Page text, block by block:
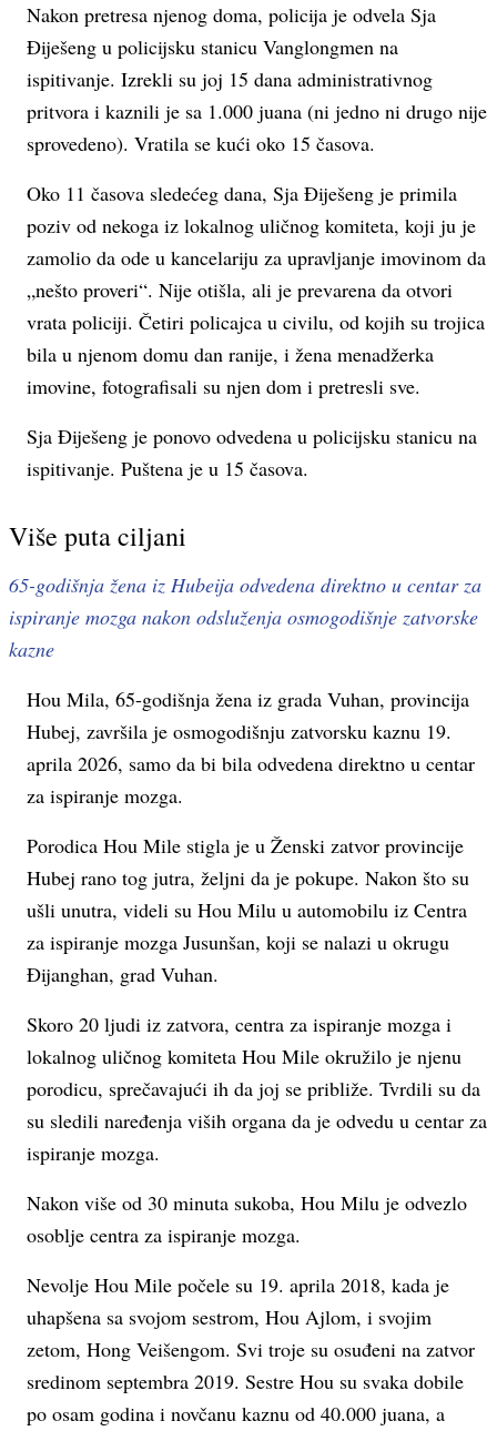
Nakon pretresa njenog doma, policija je odvela Sja
Điješeng u policijsku stanicu Vanglongmen na
ispitivanje. Izrekli su joj 15 dana administrativnog
pritvora i kaznili je sa 1.000 juana (ni jedno ni drugo nije
sprovedeno). Vratila se kući oko 15 časova.
Oko 11 časova sledećeg dana, Sja Điješeng je primila
poziv od nekoga iz lokalnog uličnog komiteta, koji ju je
zamolio da ode u kancelariju za upravljanje imovinom da
„nešto proveri“. Nije otišla, ali je prevarena da otvori
vrata policiji. Četiri policajca u civilu, od kojih su trojica
bila u njenom domu dan ranije, i žena menadžerka
imovine, fotografisali su njen dom i pretresli sve.
Sja Điješeng je ponovo odvedena u policijsku stanicu na
ispitivanje. Puštena je u 15 časova.
Više puta ciljani
65-godišnja žena iz Hubeija odvedena direktno u centar za
ispiranje mozga nakon odsluženja osmogodišnje zatvorske
kazne
Hou Mila, 65-godišnja žena iz grada Vuhan, provincija
Hubej, završila je osmogodišnju zatvorsku kaznu 19.
aprila 2026, samo da bi bila odvedena direktno u centar
za ispiranje mozga.
Porodica Hou Mile stigla je u Ženski zatvor provincije
Hubej rano tog jutra, željni da je pokupe. Nakon što su
ušli unutra, videli su Hou Milu u automobilu iz Centra
za ispiranje mozga Jusunšan, koji se nalazi u okrugu
Đijanghan, grad Vuhan.
Skoro 20 ljudi iz zatvora, centra za ispiranje mozga i
lokalnog uličnog komiteta Hou Mile okružilo je njenu
porodicu, sprečavajući ih da joj se približe. Tvrdili su da
su sledili naređenja viših organa da je odvedu u centar za
ispiranje mozga.
Nakon više od 30 minuta sukoba, Hou Milu je odvezlo
osoblje centra za ispiranje mozga.
Nevolje Hou Mile počele su 19. aprila 2018, kada je
uhapšena sa svojom sestrom, Hou Ajlom, i svojim
zetom, Hong Veišengom. Svi troje su osuđeni na zatvor
sredinom septembra 2019. Sestre Hou su svaka dobile
po osam godina i novčanu kaznu od 40.000 juana, a